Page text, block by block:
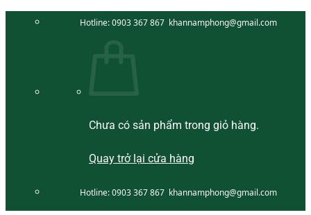
Hotline:0903 367 867 khannamphong@gmail.com
Chưa có sản phẩm trong giỏ hàng.
Quay trở lại cửa hàng
Hotline:0903 367 867 khannamphong@gmail.com